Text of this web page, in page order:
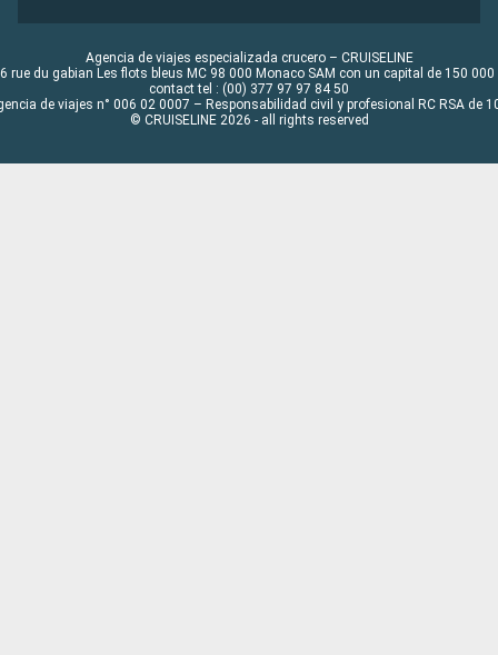
Agencia de viajes especializada crucero – CRUISELINE
rue du gabian Les flots bleus MC 98 000 Monaco SAM con un capital de 150 000
contact tel : (00) 377 97 97 84 50
de viajes n° 006 02 0007 – Responsabilidad civil y profesional RC RSA de
© CRUISELINE 2026 - all rights reserved